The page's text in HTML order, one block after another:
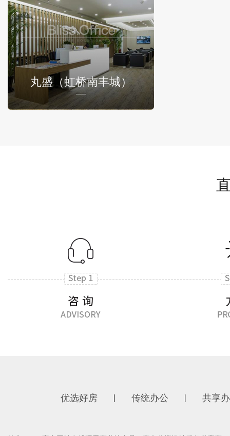
丸盛（虹桥南丰城）
优选好房 传统办公 共享